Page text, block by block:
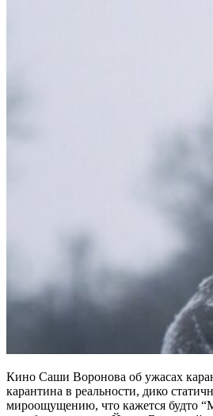
Кино Саши Воронова об ужасах
карантина в реальности, дико
мироощущению, что кажется будто